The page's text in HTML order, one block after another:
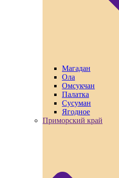
Магадан
Ола
Омсукчан
Палатка
Сусуман
Ягодное
Приморский край